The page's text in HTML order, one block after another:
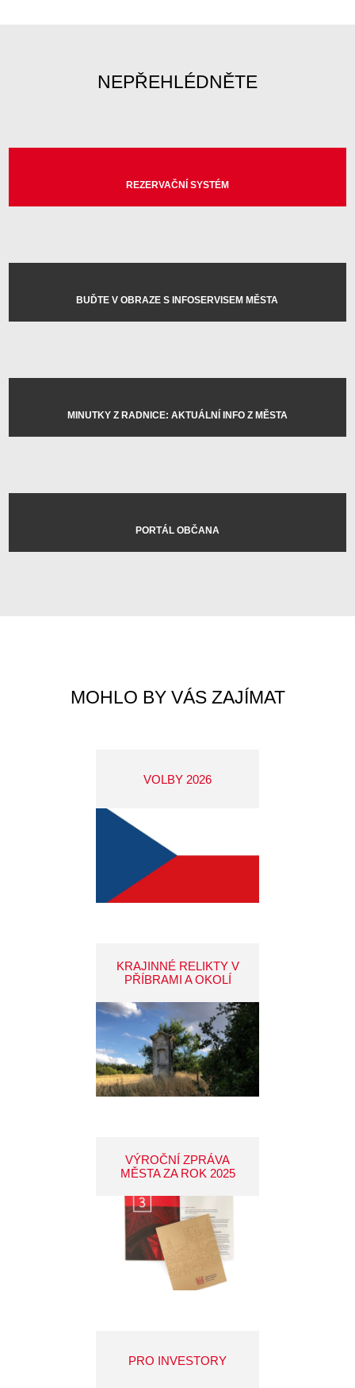
NEPŘEHLÉDNĚTE
REZERVAČNÍ SYSTÉM
BUĎTE V OBRAZE S INFOSERVISEM MĚSTA
MINUTKY Z RADNICE: AKTUÁLNÍ INFO Z MĚSTA
PORTÁL OBČANA
MOHLO BY VÁS ZAJÍMAT
VOLBY 2026
KRAJINNÉ RELIKTY V
PŘÍBRAMI A OKOLÍ
VÝROČNÍ ZPRÁVA
MĚSTA ZA ROK 2025
PRO INVESTORY